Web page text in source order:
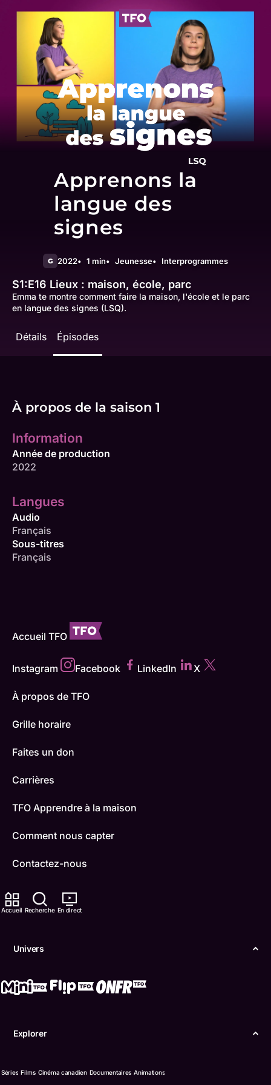
Accueil Recherche En direct
Univers
Explorer
Séries Films Cinéma canadien Documentaires Animations
Apprenons la
langue des
signes
G 2022 1 min Jeunesse Interprogrammes
S1:E16 Lieux : maison, école, parc
Emma te montre comment faire la maison, l'école et le parc
en langue des signes (LSQ).
Détails Épisodes
À propos de la saison 1
Information
Année de production
2022
Langues
Audio
Français
Sous-titres
Français
Accueil TFO
Instagram Facebook LinkedIn X
À propos de TFO
Grille horaire
Faites un don
Carrières
TFO Apprendre à la maison
Comment nous capter
Contactez-nous
ONFR
Boukili
Confidentialité
langue française de l’Ontario (TFO) - 2026